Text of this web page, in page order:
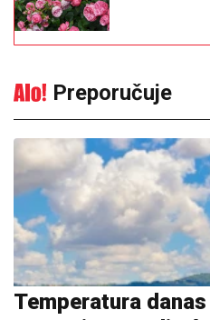
Preporučuje
Temperatura